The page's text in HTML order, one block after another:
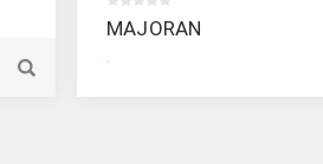
MAJORAN
.